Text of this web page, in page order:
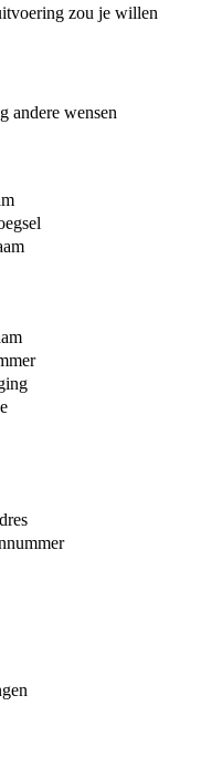
zou je willen
andere wensen